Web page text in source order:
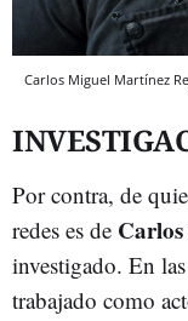
Carlos Miguel Martínez
Por contra, de
redes es de Carlos
investigado. En
trabajado como